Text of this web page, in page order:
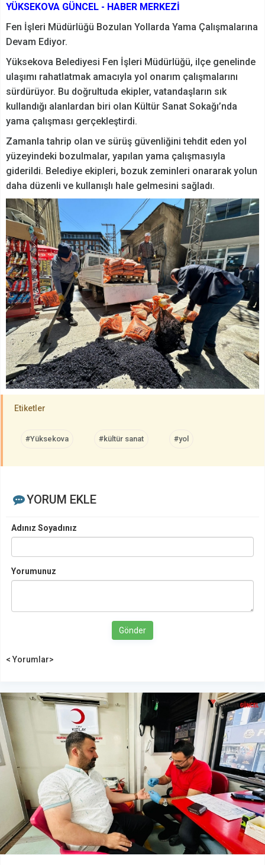
YÜKSEKOVA GÜNCEL - HABER MERKEZİ
Fen İşleri Müdürlüğü Bozulan Yollarda Yama Çalışmalarına
Devam Ediyor.
Yüksekova Belediyesi Fen İşleri Müdürlüğü, ilçe genelinde
ulaşımı rahatlatmak amacıyla yol onarım çalışmalarını
sürdürüyor. Bu doğrultuda ekipler, vatandaşların sık
kullandığı alanlardan biri olan Kültür Sanat Sokağı’nda
yama çalışması gerçekleştirdi.
Zamanla tahrip olan ve sürüş güvenliğini tehdit eden yol
yüzeyindeki bozulmalar, yapılan yama çalışmasıyla
giderildi. Belediye ekipleri, bozuk zeminleri onararak yolun
daha düzenli ve kullanışlı hale gelmesini sağladı.
Etiketler
#Yüksekova #kültür sanat #yol
YORUM EKLE
Adınız Soyadınız
Yorumunuz
Gönder
< Yorumlar>